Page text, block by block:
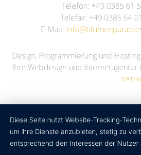
Telefon: +49 0385 61
Telefax: +49 0385 64
E-Mail:
Design, Programmierung und
Ihre Webdesign und Internetagentur
Diese Seite nutzt Website-Tracking-
um ihre Dienste anzubieten, stetig zu
entsprechend den Interessen der Nutzer